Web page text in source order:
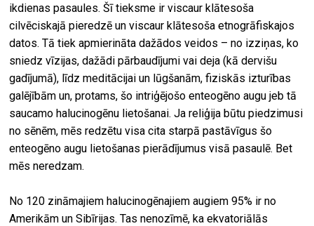
ikdienas pasaules. Šī tieksme ir viscaur klātesoša
cilvēciskajā pieredzē un viscaur klātesoša etnogrāfiskajos
datos. Tā tiek apmierināta dažādos veidos – no izziņas, ko
sniedz vīzijas, dažādi pārbaudījumi vai deja (kā dervišu
gadījumā), līdz meditācijai un lūgšanām, fiziskās izturības
galējībām un, protams, šo intriģējošo enteogēno augu jeb tā
saucamo halucinogēnu lietošanai. Ja reliģija būtu piedzimusi
no sēnēm, mēs redzētu visa cita starpā pastāvīgus šo
enteogēno augu lietošanas pierādījumus visā pasaulē. Bet
mēs neredzam.
No 120 zināmajiem halucinogēnajiem augiem 95% ir no
Amerikām un Sibīrijas. Tas nenozīmē, ka ekvatoriālās